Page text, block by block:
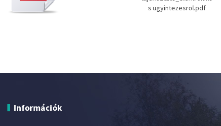
s ugyintezesrol.pdf
Információk